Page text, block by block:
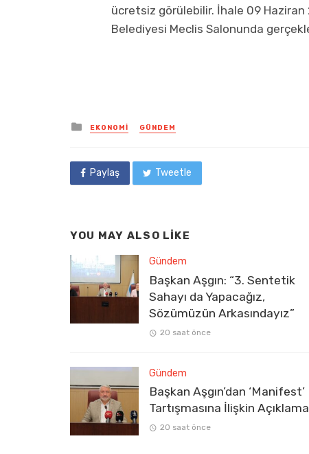
ücretsiz görülebilir. İhale 09 Haziran
Belediyesi Meclis Salonunda
Posted
in
EKONOMI GÜNDEM
Paylaş Tweetle
YOU MAY ALSO LIKE
Gündem
Başkan Aşgın: “3. Sentetik
Sahayı da Yapacağız,
Sözümüzün Arkasındayız”
20 saat önce
Gündem
Başkan Aşgın’dan ‘Manifest’
Tartışmasına İlişkin Açıklama
20 saat önce